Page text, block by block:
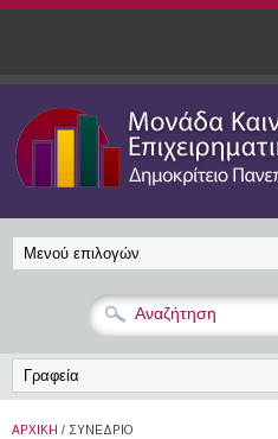
Παράκαμψη προς το κυρίως
ΑΡΧΙΚΉ / ΣΥΝΈΔΡΙΟ